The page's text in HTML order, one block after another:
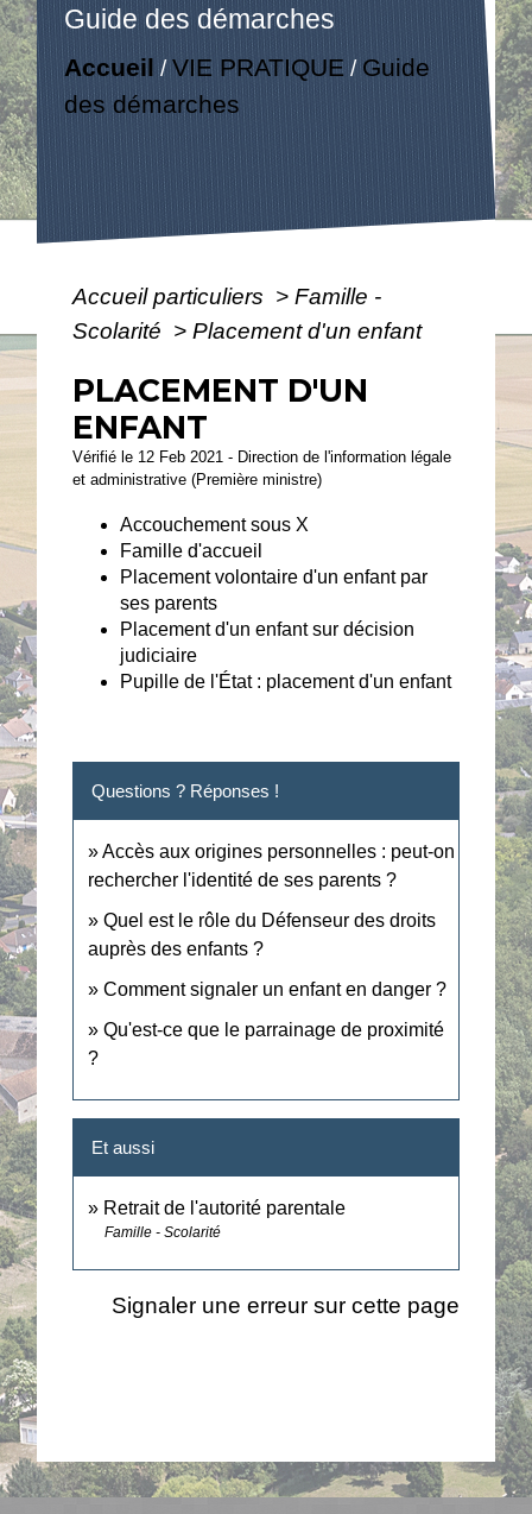
Guide des démarches
Accueil /VIE PRATIQUE / Guide
des démarches
Accueil particuliers > Famille -
Scolarité > Placement d'un enfant
PLACEMENT D'UN
ENFANT
Vérifié le 12 Feb 2021 - Direction de l'information légale
et administrative (Première ministre)
Accouchement sous X
Famille d'accueil
Placement volontaire d'un enfant par
ses parents
Placement d'un enfant sur décision
judiciaire
Pupille de l'État : placement d'un enfant
Questions ? Réponses !
Accès aux origines personnelles : peut-on
rechercher l'identité de ses parents ?
Quel est le rôle du Défenseur des droits
auprès des enfants ?
Comment signaler un enfant en danger ?
Qu'est-ce que le parrainage de proximité
?
Et aussi
Retrait de l'autorité parentale
Famille - Scolarité
Signaler une erreur sur cette page